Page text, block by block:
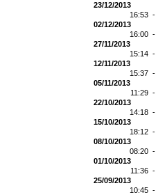
23/12/2013
16:53 -
02/12/2013
16:00 -
27/11/2013
15:14 -
12/11/2013
15:37 -
05/11/2013
11:29 -
22/10/2013
14:18 -
15/10/2013
18:12 -
08/10/2013
08:20 -
01/10/2013
11:36 -
25/09/2013
10:45 -